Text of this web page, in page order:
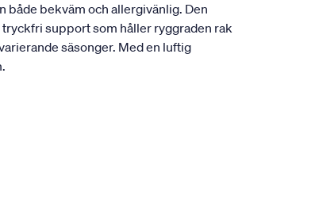
både bekväm och allergivänlig. Den
support som håller ryggraden rak
säsonger. Med en luftig